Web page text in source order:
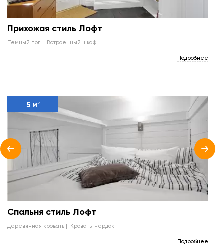
Прихожая стиль Лофт
темный пол встроенный шкаф
Подробнее
5 м²
Спальня стиль Лофт
деревянная кровать кровать-чердак
Подробнее